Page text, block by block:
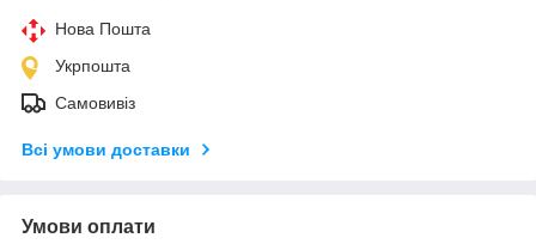
Нова Пошта
Укрпошта
Самовивіз
Всі умови доставки
Умови оплати